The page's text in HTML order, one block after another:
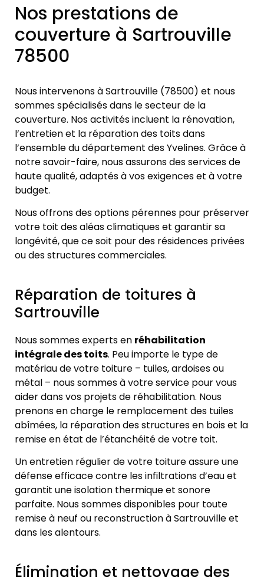
Nos prestations de
couverture à Sartrouville
78500
Nous intervenons à Sartrouville (78500) et nous
sommes spécialisés dans le secteur de la
couverture. Nos activités incluent la rénovation,
l’entretien et la réparation des toits dans
l’ensemble du département des Yvelines. Grâce à
notre savoir-faire, nous assurons des services de
haute qualité, adaptés à vos exigences et à votre
budget.
Nous offrons des options pérennes pour préserver
votre toit des aléas climatiques et garantir sa
longévité, que ce soit pour des résidences privées
ou des structures commerciales.
Réparation de toitures à
Sartrouville
Nous sommes experts en réhabilitation
intégrale des toits. Peu importe le type de
matériau de votre toiture – tuiles, ardoises ou
métal – nous sommes à votre service pour vous
aider dans vos projets de réhabilitation. Nous
prenons en charge le remplacement des tuiles
abîmées, la réparation des structures en bois et la
remise en état de l’étanchéité de votre toit.
Un entretien régulier de votre toiture assure une
défense efficace contre les infiltrations d’eau et
garantit une isolation thermique et sonore
parfaite. Nous sommes disponibles pour toute
remise à neuf ou reconstruction à Sartrouville et
dans les alentours.
Élimination et nettoyage des